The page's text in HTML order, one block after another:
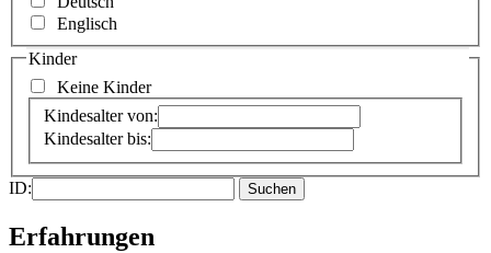
Englisch
Kinder
Keine Kinder
Kindesalter von:
Kindesalter bis:
ID:
Erfahrungen